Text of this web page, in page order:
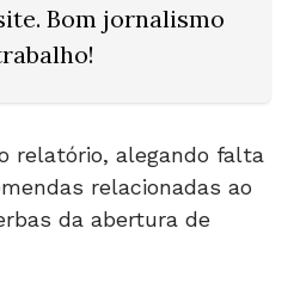
Bom jornalismo
relatório, alegando falta
relacionadas ao
da abertura de